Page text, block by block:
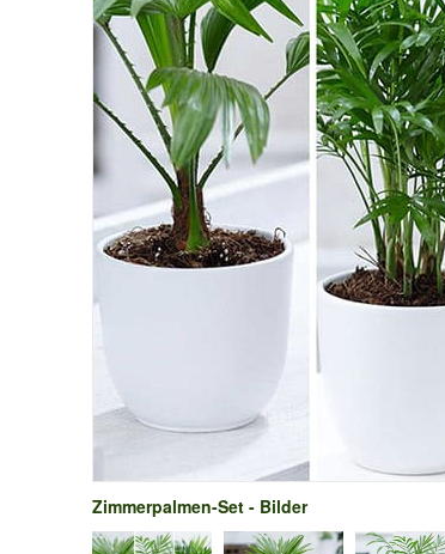
Zimmerpalmen-Set - Bilder